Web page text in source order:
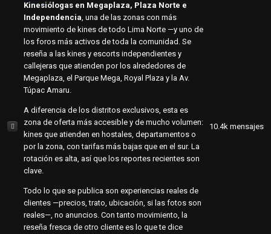
Kinesiólogas en Megaplaza, Plaza Norte e
Independencia, una de las zonas con más
movimiento de kines de todo Lima Norte —y uno de
los foros más activos de toda la comunidad. Se
reseña a las kines y escorts independientes y
callejeras que atienden por los alrededores de
Megaplaza, el Parque Mega, Royal Plaza y la Av.
Túpac Amaru.
A diferencia de los distritos exclusivos, esta es
zona de oferta más accesible y de mucho volumen:
kines que atienden en hostales, departamentos o
por la zona, con tarifas más bajas que en el sur. La
rotación es alta, así que los reportes recientes son
clave.
Todo lo que se publica son experiencias reales de
clientes —precios, trato, ubicación, si las fotos son
reales—, no anuncios. Con tanto movimiento, la
reseña fresca de otro cliente es lo que te dice
10.4k mensajes